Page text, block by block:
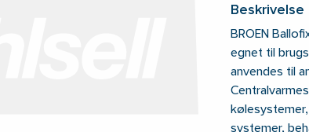
Beskrivelse
BROEN
egnet til
anvendes til
systemer,